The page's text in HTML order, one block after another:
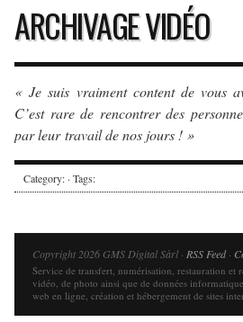
ARCHIVAGE VIDÉO
« Je suis vraiment content de vous
C’est rare de rencontrer des
par leur travail de nos jours ! »
Category: · Tags:
Copyright 2026 GMS Digital Sàrl · RSS Feed·
Service de transfert, numérisation, restauration et
vidéo, de photo ainsi que de données
web en ligne, création et hébergement de sites